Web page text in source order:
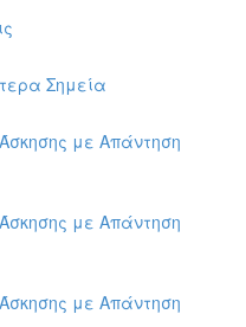
Σημεία
με Απάντηση
με Απάντηση
με Απάντηση